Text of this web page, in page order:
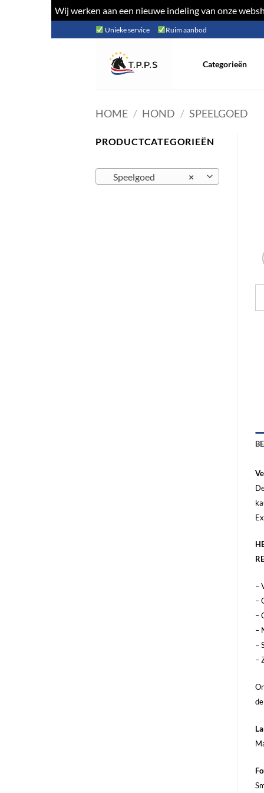
Wij werken aan een nieuwe indeling van onze
naar
Unieke service Ruim aanbod
Categorieën
HOME / HOND / SPEELGOED
PRODUCTCATEGORIEËN
×
Speelgoed
–
–
–
–
–
–